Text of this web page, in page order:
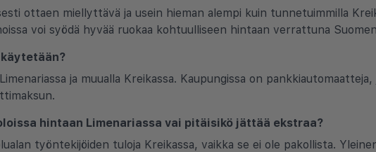
ottaen miellyttävä ja usein hieman alempi kuin tunnetuimmilla
voi syödä hyvää ruokaa kohtuulliseen hintaan verrattuna
ja muualla Kreikassa. Kaupungissa on
hintaan Limenariassa vai pitäisikö jättää ekstraa?
työntekijöiden tuloja Kreikassa, vaikka se ei ole pakollista.